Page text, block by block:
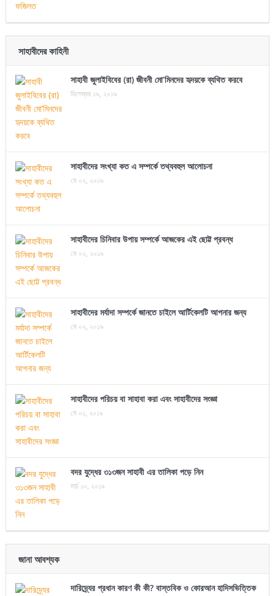
সাহাবীদের কাহিনী
সাহাবী জুলাইবিবের (রা) জীবনী মো’মিনদের হৃদয়কে ব্যথিত করবে
ডিসেম্বর ১৯, ২০১৯
সাহাবীদের সংখ্যা কত এ সম্পর্কে তথ্যবহুল আলোচনা
মে ০২, ২০১৯
সাহাবীদের চিনিবার উপায় সম্পর্কে আজকের এই ছোট্ট প্রবন্ধ
মে ০২, ২০১৯
সাহাবীদের মর্যাদা সম্পর্কে জানতে চাইলে আর্টিকেলটি আপনার জন্য
মে ০২, ২০১৯
সাহাবীদের পরিচয় বা সাহাবা করা এবং সাহাবীদের সংজ্ঞা
মে ০১, ২০১৯
বদর যুদ্ধের ৩১৩জন সাহাবী এর তালিকা পড়ে নিন
মার্চ ১০, ২০১৯
জানা আবশ্যক
দারিদ্র্যের প্রধান কারণ কী কী? বাস্তবিক ও কোরআন হাদিসভিত্তিক